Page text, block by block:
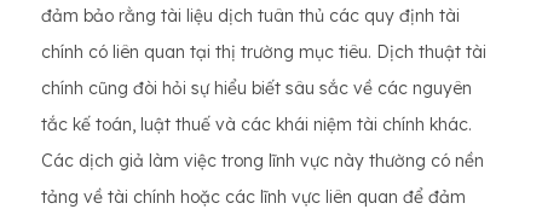
đảm bảo rằng tài liệu dịch tuân thủ các quy định tài
chính có liên quan tại thị trường mục tiêu. Dịch thuật tài
chính cũng đòi hỏi sự hiểu biết sâu sắc về các nguyên
tắc kế toán, luật thuế và các khái niệm tài chính khác.
Các dịch giả làm việc trong lĩnh vực này thường có nền
tảng về tài chính hoặc các lĩnh vực liên quan để đảm